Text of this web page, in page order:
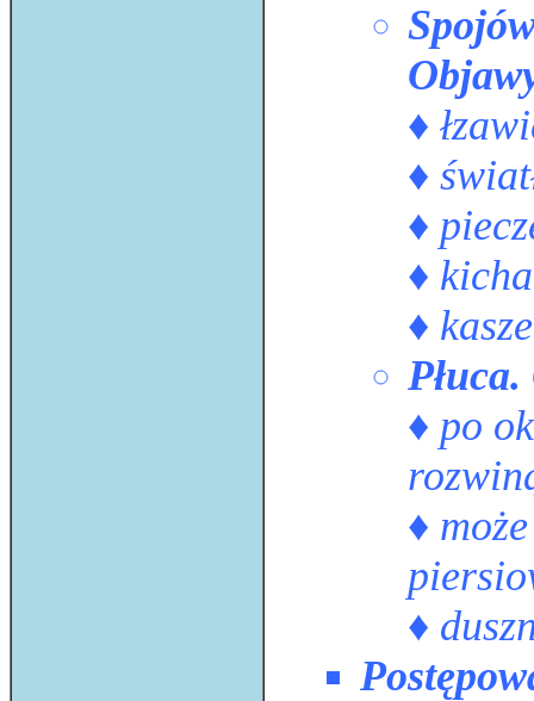
♦
♦
♦
♦
♦
♦ po
♦
♦